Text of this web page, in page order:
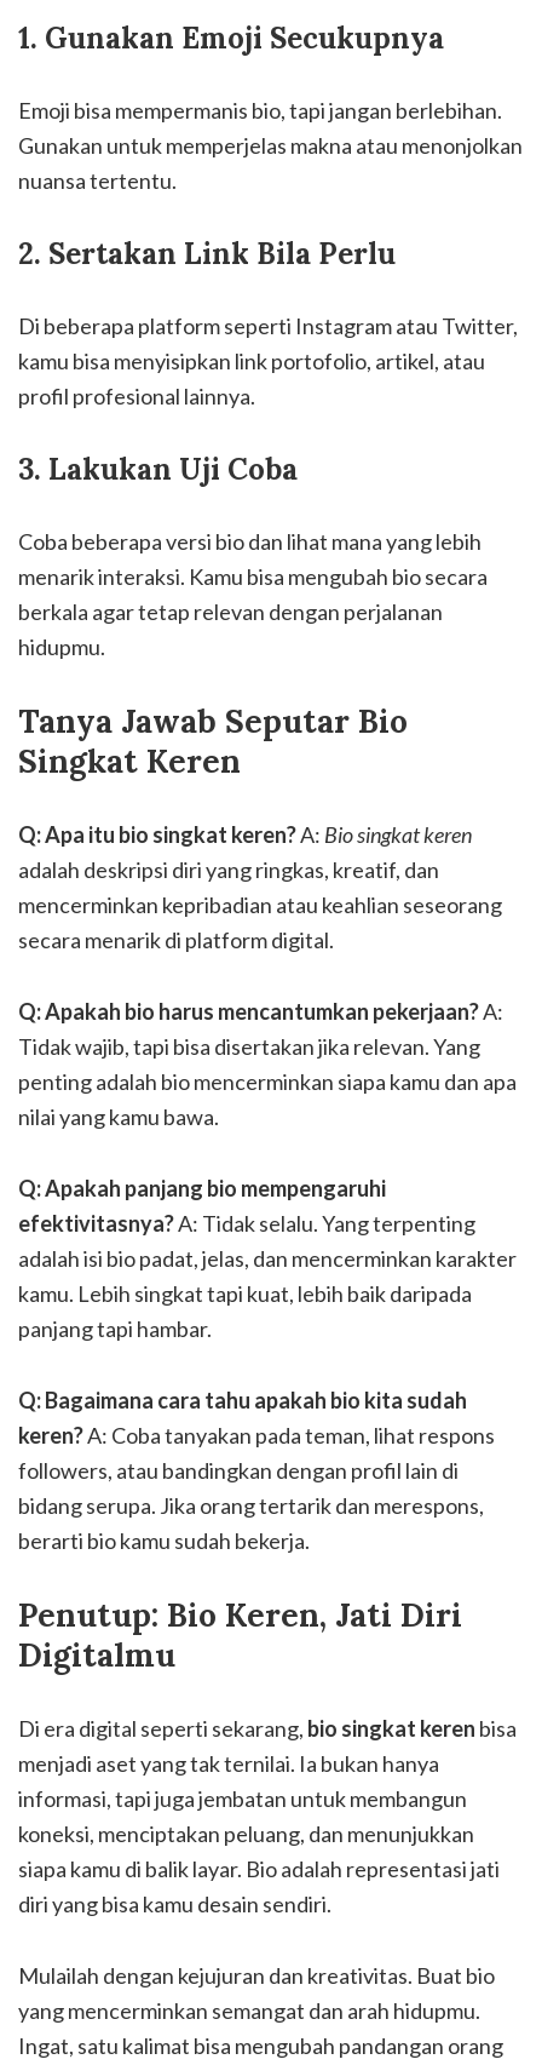
1. Gunakan Emoji Secukupnya
Emoji bisa mempermanis bio, tapi jangan berlebihan.
Gunakan untuk memperjelas makna atau menonjolkan
nuansa tertentu.
2. Sertakan Link Bila Perlu
Di beberapa platform seperti Instagram atau Twitter,
kamu bisa menyisipkan link portofolio, artikel, atau
profil profesional lainnya.
3. Lakukan Uji Coba
Coba beberapa versi bio dan lihat mana yang lebih
menarik interaksi. Kamu bisa mengubah bio secara
berkala agar tetap relevan dengan perjalanan
hidupmu.
Tanya Jawab Seputar Bio
Singkat Keren
Q: Apa itu bio singkat keren?A: Bio singkat keren
adalah deskripsi diri yang ringkas, kreatif, dan
mencerminkan kepribadian atau keahlian seseorang
secara menarik di platform digital.
Q: Apakah bio harus mencantumkan pekerjaan?A:
Tidak wajib, tapi bisa disertakan jika relevan. Yang
penting adalah bio mencerminkan siapa kamu dan apa
nilai yang kamu bawa.
Q: Apakah panjang bio mempengaruhi
efektivitasnya?A: Tidak selalu. Yang terpenting
adalah isi bio padat, jelas, dan mencerminkan karakter
kamu. Lebih singkat tapi kuat, lebih baik daripada
panjang tapi hambar.
Q: Bagaimana cara tahu apakah bio kita sudah
keren?A: Coba tanyakan pada teman, lihat respons
followers, atau bandingkan dengan profil lain di
bidang serupa. Jika orang tertarik dan merespons,
berarti bio kamu sudah bekerja.
Penutup: Bio Keren, Jati Diri
Digitalmu
Di era digital seperti sekarang, bio singkat keren bisa
menjadi aset yang tak ternilai. Ia bukan hanya
informasi, tapi juga jembatan untuk membangun
koneksi, menciptakan peluang, dan menunjukkan
siapa kamu di balik layar. Bio adalah representasi jati
diri yang bisa kamu desain sendiri.
Mulailah dengan kejujuran dan kreativitas. Buat bio
yang mencerminkan semangat dan arah hidupmu.
Ingat, satu kalimat bisa mengubah pandangan orang